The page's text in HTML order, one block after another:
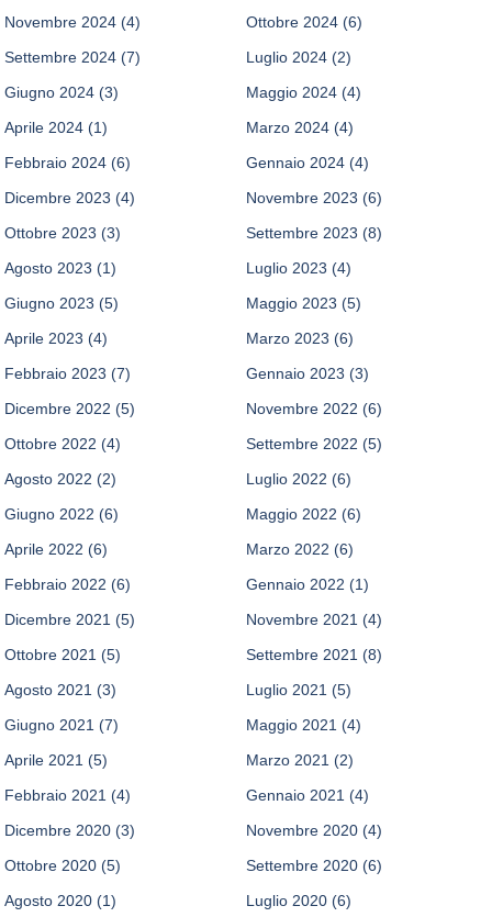
Novembre 2024 (4) Ottobre 2024 (6)
Settembre 2024 (7) Luglio 2024 (2)
Giugno 2024 (3) Maggio 2024 (4)
Aprile 2024 (1) Marzo 2024 (4)
Febbraio 2024 (6) Gennaio 2024 (4)
Dicembre 2023 (4) Novembre 2023 (6)
Ottobre 2023 (3) Settembre 2023 (8)
Agosto 2023 (1) Luglio 2023 (4)
Giugno 2023 (5) Maggio 2023 (5)
Aprile 2023 (4) Marzo 2023 (6)
Febbraio 2023 (7) Gennaio 2023 (3)
Dicembre 2022 (5) Novembre 2022 (6)
Ottobre 2022 (4) Settembre 2022 (5)
Agosto 2022 (2) Luglio 2022 (6)
Giugno 2022 (6) Maggio 2022 (6)
Aprile 2022 (6) Marzo 2022 (6)
Febbraio 2022 (6) Gennaio 2022 (1)
Dicembre 2021 (5) Novembre 2021 (4)
Ottobre 2021 (5) Settembre 2021 (8)
Agosto 2021 (3) Luglio 2021 (5)
Giugno 2021 (7) Maggio 2021 (4)
Aprile 2021 (5) Marzo 2021 (2)
Febbraio 2021 (4) Gennaio 2021 (4)
Dicembre 2020 (3) Novembre 2020 (4)
Ottobre 2020 (5) Settembre 2020 (6)
Agosto 2020 (1) Luglio 2020 (6)